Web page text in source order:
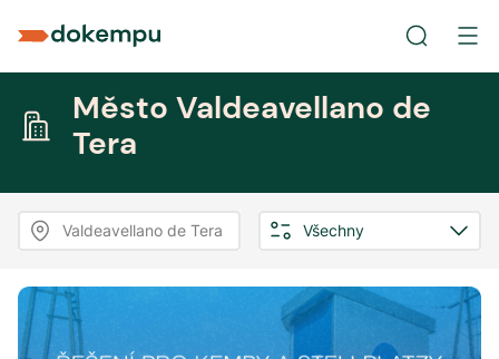
Město Valdeavellano de
Tera
Valdeavellano de Tera Všechny